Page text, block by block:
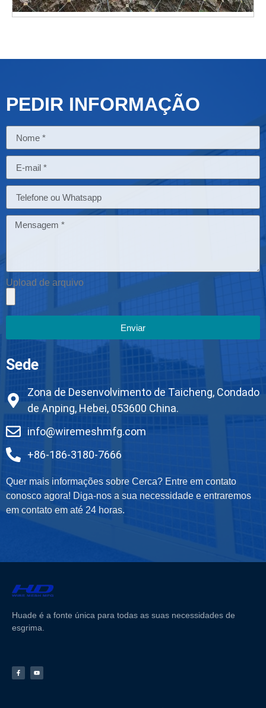
PEDIR INFORMAÇÃO
Upload de arquivo
Enviar
Sede
Zona de Desenvolvimento de Taicheng, Condado
de Anping, Hebei, 053600 China.
info@wiremeshmfg.com
+86-186-3180-7666
Quer mais informações sobre Cerca? Entre em contato
conosco agora! Diga-nos a sua necessidade e entraremos
em contato em até 24 horas.
Huade é a fonte única para todas as suas necessidades de
esgrima.